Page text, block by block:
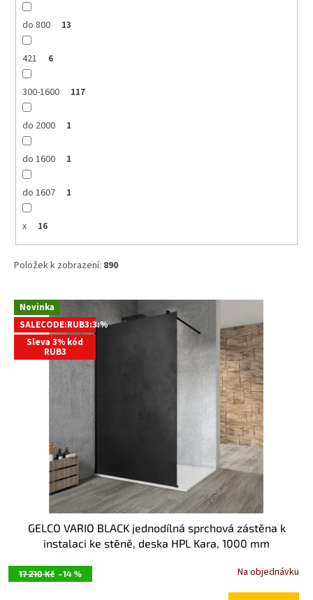
do 800 13
421 6
300-1600 117
do 2000 1
do 1600 1
do 1607 1
x 16
Položek k zobrazení: 890
V
p
Novinka
SALECODE:RUB3:3:%
Sleva 3% kód
RUB3
17 210 Kč –14 %
GELCO VARIO BLACK jednodílná sprchová zástěna k
instalaci ke stěně, deska HPL Kara, 1000 mm
Na objednávku